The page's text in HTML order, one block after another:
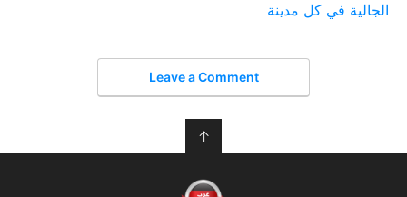
الجالية في كل مدينة
Leave a Comment
↑